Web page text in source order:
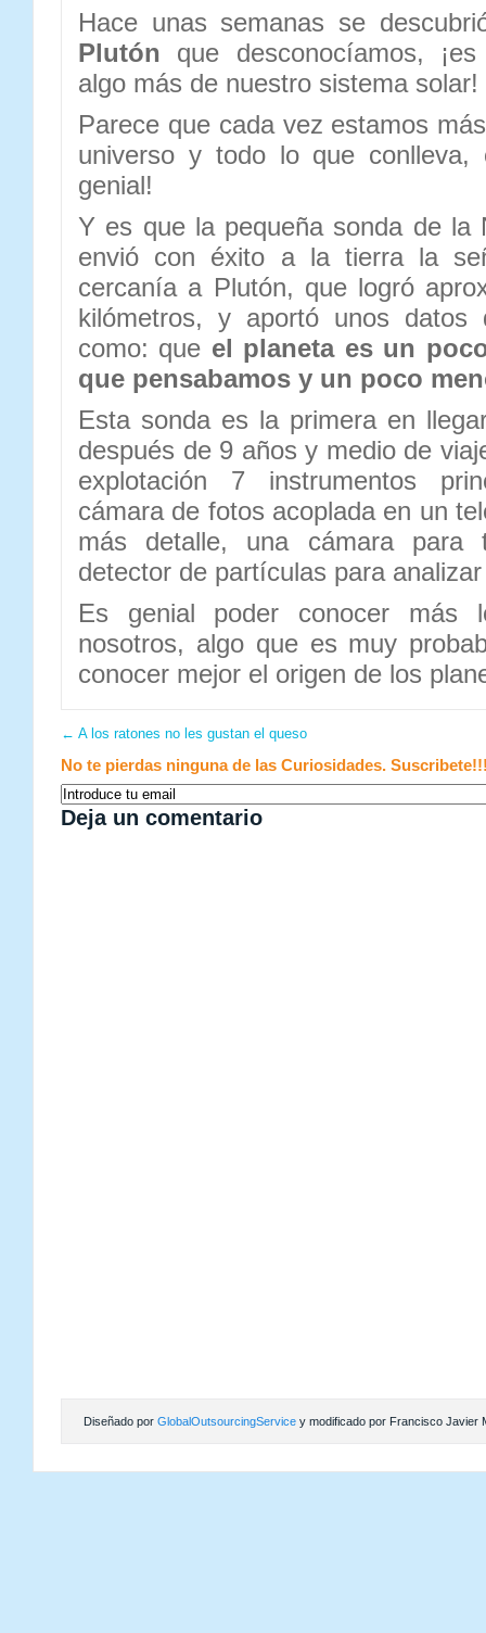
Hace unas semanas se
Plutón que desconocíamos,
algo más de nuestro sistema solar!
Parece que cada vez estamos
universo y todo lo que conlleva,
genial!
Y es que la pequeña sonda de la
envió con éxito a la tierra la
cercanía a Plutón, que logró
kilómetros, y aportó unos datos
como: que el planeta es un
que pensabamos y un poco
Esta sonda es la primera en
después de 9 años y medio de
explotación 7 instrumentos
cámara de fotos acoplada en un
más detalle, una cámara para
detector de partículas para
Es genial poder conocer más
nosotros, algo que es muy
conocer mejor el origen de los
← A los ratones no les gustan el queso
No te pierdas ninguna de las Curiosidades.
Deja un comentario
Diseñado por GlobalOutsourcingService y modificado por Francisco Javier